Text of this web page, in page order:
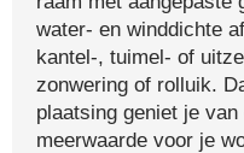
water- en winddichte
kantel-, tuimel- of
zonwering of rolluik.
plaatsing geniet je
meerwaarde voor je